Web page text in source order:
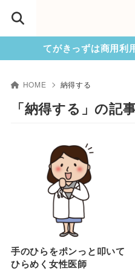
てがきっずは商用利
HOME 納得する
「納得する」の記
手のひらをポンっと叩いて
ひらめく女性医師